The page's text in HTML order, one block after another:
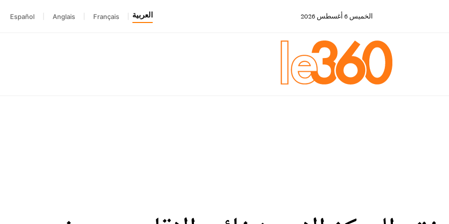
الخميس 6 أغسطس 2026 العربية Français
Anglais
Español